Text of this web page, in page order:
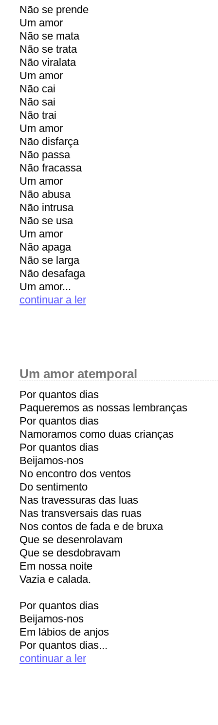
Não se prende
Um amor
Não se mata
Não se trata
Não viralata
Um amor
Não cai
Não sai
Não trai
Um amor
Não disfarça
Não passa
Não fracassa
Um amor
Não abusa
Não intrusa
Não se usa
Um amor
Não apaga
Não se larga
Não desafaga
Um amor...
continuar a ler
Um amor atemporal
Por quantos dias
Paqueremos as nossas lembranças
Por quantos dias
Namoramos como duas crianças
Por quantos dias
Beijamos-nos
No encontro dos ventos
Do sentimento
Nas travessuras das luas
Nas transversais das ruas
Nos contos de fada e de bruxa
Que se desenrolavam
Que se desdobravam
Em nossa noite
Vazia e calada.
Por quantos dias
Beijamos-nos
Em lábios de anjos
Por quantos dias...
continuar a ler